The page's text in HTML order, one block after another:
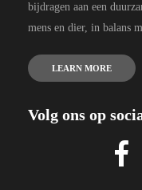
bijdragen aan een
mens en dier, in balans
LEARN MORE
Volg ons op